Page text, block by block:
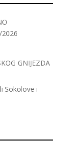
GNIJEZDA
Sokolove i